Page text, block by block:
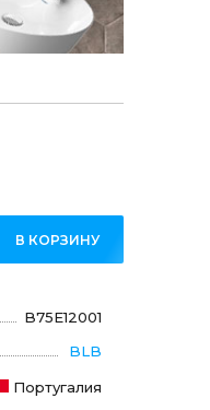
В КОРЗИНУ
B75E12001
BLB
Португалия